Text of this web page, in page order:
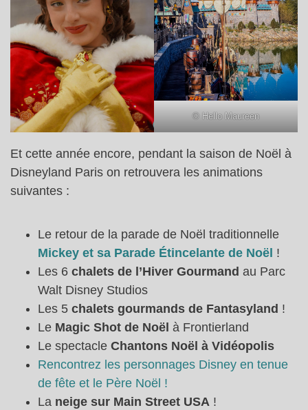
© Hello Maureen
Et cette année encore, pendant la saison de Noël à
Disneyland Paris on retrouvera les animations
suivantes :
Le retour de la parade de Noël traditionnelle
Mickey et sa Parade Étincelante de Noël !
Les 6 chalets de l’Hiver Gourmand au Parc
Walt Disney Studios
Les 5 chalets gourmands de Fantasyland !
Le Magic Shot de Noël à Frontierland
Le spectacle Chantons Noël à Vidéopolis
Rencontrez les personnages Disney en tenue
de fête et le Père Noël !
La neige sur Main Street USA !